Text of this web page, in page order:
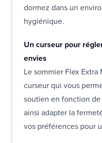
dormez dans un
hygiénique.
Un curseur pour
envies
Le sommier Flex
curseur qui vous
soutien en fonction
ainsi adapter la
vos préférences pour